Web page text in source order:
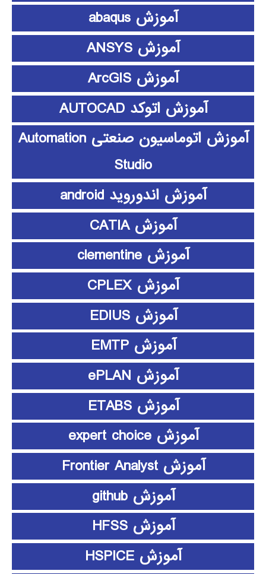
آموزش abaqus
آموزش ANSYS
آموزش ArcGIS
آموزش اتوکد AUTOCAD
آموزش اتوماسیون صنعتی Automation
Studio
آموزش اندوروید android
آموزش CATIA
آموزش clementine
آموزش CPLEX
آموزش EDIUS
آموزش EMTP
آموزش ePLAN
آموزش ETABS
آموزش expert choice
آموزش Frontier Analyst
آموزش github
آموزش HFSS
آموزش HSPICE